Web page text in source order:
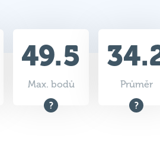
49.5
Max. bodů Průměr